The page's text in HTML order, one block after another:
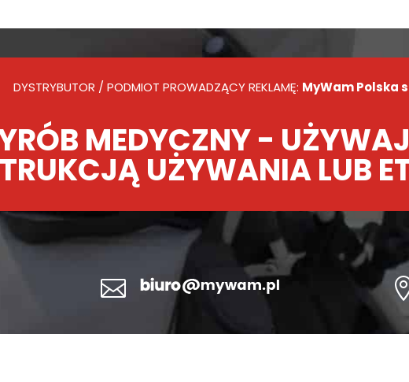
DYSTRYBUTOR / PODMIOT PROWADZĄCY REKLAMĘ: MyWam Polska
MEDYCZNY -
UŻYWANIA LUB
